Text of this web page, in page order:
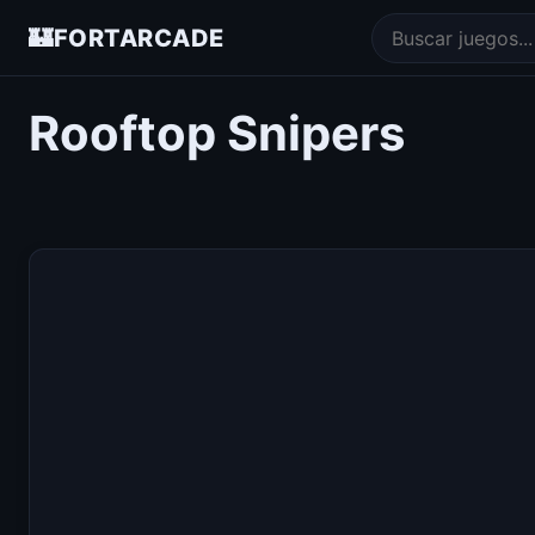
🏰FORTARCADE
Rooftop Snipers